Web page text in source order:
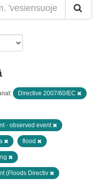
Directive 2007/60/EC
- observed event
flood
(Floods Directiv